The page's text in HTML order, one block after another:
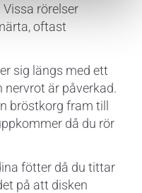
rörelser
oftast
sig längs med ett
nervrot är påverkad.
bröstkorg fram till
då du rör
fötter då du tittar
på att disken